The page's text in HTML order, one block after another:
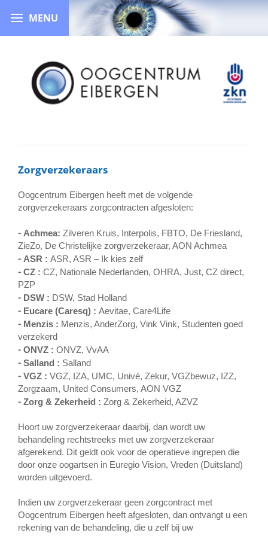
Zorgverzekeraars
Oogcentrum Eibergen heeft met de volgende
zorgverzekeraars zorgcontracten afgesloten:
⁃ Achmea: Zilveren Kruis, Interpolis, FBTO, De Friesland,
ZieZo, De Christelijke zorgverzekeraar, AON Achmea
⁃ ASR : ASR, ASR – Ik kies zelf
⁃ CZ : CZ, Nationale Nederlanden, OHRA, Just, CZ direct,
PZP
⁃ DSW : DSW, Stad Holland
⁃ Eucare (Caresq) : Aevitae, Care4Life
⁃ Menzis : Menzis, AnderZorg, Vink Vink, Studenten goed
verzekerd
⁃ ONVZ : ONVZ, VvAA
⁃ Salland : Salland
⁃ VGZ : VGZ, IZA, UMC, Univé, Zekur, VGZbewuz, IZZ,
Zorgzaam, United Consumers, AON VGZ
⁃ Zorg & Zekerheid : Zorg & Zekerheid, AZVZ
Hoort uw zorgverzekeraar daarbij, dan wordt uw
behandeling rechtstreeks met uw zorgverzekeraar
afgerekend. Dit geldt ook voor de operatieve ingrepen die
door onze oogartsen in Euregio Vision, Vreden (Duitsland)
worden uitgevoerd.
Indien uw zorgverzekeraar geen zorgcontract met
Oogcentrum Eibergen heeft afgesloten, dan ontvangt u een
rekening van de behandeling, die u zelf bij uw